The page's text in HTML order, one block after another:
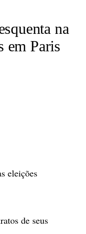
na
em Paris
eleições
de seus